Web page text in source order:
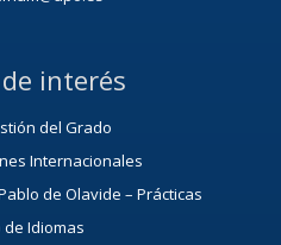
interés
del Grado
Internacionales
de Olavide – Prácticas
de Idiomas